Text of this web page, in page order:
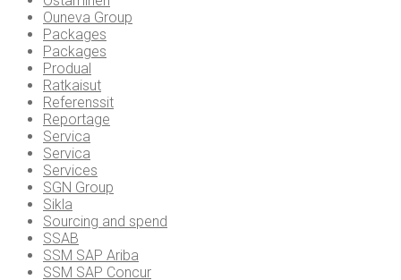
Ouneva Group
Packages
Packages
Produal
Ratkaisut
Referenssit
Reportage
Servica
Servica
Services
SGN Group
Sikla
Sourcing and spend
SSAB
SSM SAP Ariba
SSM SAP Concur